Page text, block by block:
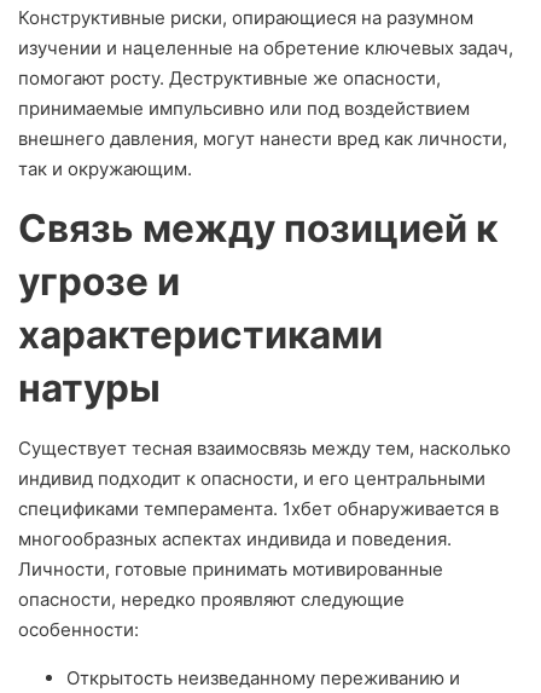
Конструктивные риски, опирающиеся на разумном
изучении и нацеленные на обретение ключевых задач,
помогают росту. Деструктивные же опасности,
принимаемые импульсивно или под воздействием
внешнего давления, могут нанести вред как личности,
так и окружающим.
Связь между позицией к
угрозе и
характеристиками
натуры
Существует тесная взаимосвязь между тем, насколько
индивид подходит к опасности, и его центральными
спецификами темперамента. 1хбет обнаруживается в
многообразных аспектах индивида и поведения.
Личности, готовые принимать мотивированные
опасности, нередко проявляют следующие
особенности:
Открытость неизведанному переживанию и